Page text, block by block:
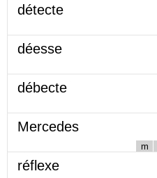
détecte
déesse
débecte
Mercedes
m
réflexe